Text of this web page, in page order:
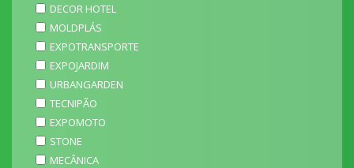
DECOR HOTEL
MOLDPLÁS
EXPOTRANSPORTE
EXPOJARDIM
URBANGARDEN
TECNIPÃO
EXPOMOTO
STONE
MECÂNICA